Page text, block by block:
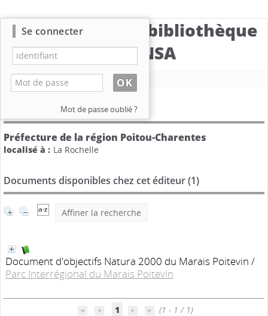
Catalogue de la bibliothèque
du CBNSA
Nouvelle recherche
Détail de l'éditeur
Préfecture de la région Poitou-Charentes
localisé à : La Rochelle
Documents disponibles chez cet éditeur (1)
Affiner la recherche
Document d'objectifs Natura 2000 du Marais Poitevin /
Parc Interrégional du Marais Poitevin
1 (1 - 1 / 1)
Se connecter
Mot de passe oublié ?